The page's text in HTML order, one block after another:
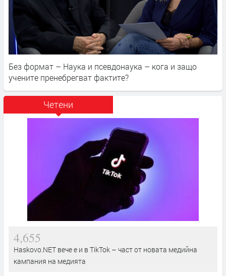
Без формат – Наука и псевдонаука – кога и защо
учените пренебрегват фактите?
Четени
4,655
Haskovo.NET вече е и в TikTok – част от новата медийна
кампания на медията